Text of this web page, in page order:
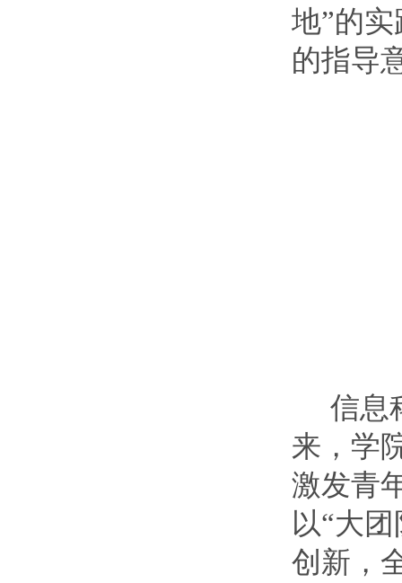
地”的
的指导
信息
来，学
激发青
以“大
创新，